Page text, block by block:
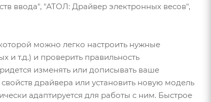
ввода", "АТОЛ: Драйвер электронных весов",
можно легко настроить нужные
и т.д.) и проверить правильность
изменять или дописывать ваше
драйвера или установить новую модель
адаптируется для работы с ним. Быстрое